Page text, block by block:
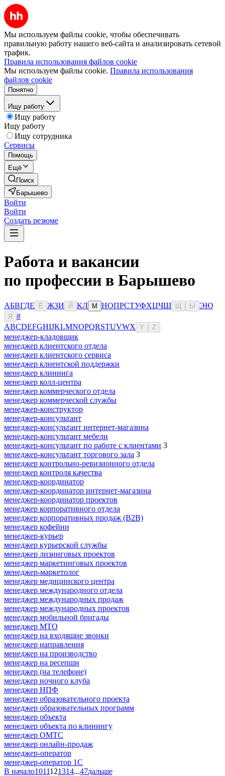
Мы используем файлы cookie, чтобы обеспечивать
правильную работу нашего веб-сайта и анализировать сетевой
трафик.
Правила использования файлов cookie
Мы используем файлы cookie. Правила использования
файлов cookie
Понятно
Ищу работу
Ищу работу
Ищу работу
Ищу сотрудника
Сервисы
Помощь
Ещё
Поиск
Барышево
Войти
Войти
Создать резюме
Работа и вакансии
по профессии в Барышево
АБВГДЕ Ё ЖЗИ Й КЛ М НОПРСТУФХЦЧШ Ы ЭЮ
Я
#
ABCDEFGHIJKLMNOPQRSTUVWX Y Z
менеджер-кладовщик
менеджер клиентского отдела
менеджер клиентского сервиса
менеджер клиентской поддержки
менеджер клининга
менеджер колл-центра
менеджер коммерческого отдела
менеджер коммерческой службы
менеджер-конструктор
менеджер-консультант
менеджер-консультант интернет-магазина
менеджер-консультант мебели
менеджер-консультант по работе с клиентами 3
менеджер-консультант торгового зала 3
менеджер контрольно-ревизионного отдела
менеджер контроля качества
менеджер-координатор
менеджер-координатор интернет-магазина
менеджер-координатор проектов
менеджер корпоративного отдела
менеджер корпоративных продаж (B2B)
менеджер кофейни
менеджер-курьер
менеджер курьерской службы
менеджер лизинговых проектов
менеджер маркетинговых проектов
менеджер-маркетолог
менеджер медицинского центра
менеджер международного отдела
менеджер международных продаж
менеджер международных проектов
менеджер мобильной бригады
менеджер МТО
менеджер на входящие звонки
менеджер направления
менеджер на производство
менеджер на ресепшн
менеджер (на телефоне)
менеджер ночного клуба
менеджер НПФ
менеджер образовательного проекта
менеджер образовательных программ
менеджер объекта
менеджер объекта по клинингу
менеджер ОМТС
менеджер онлайн-продаж
менеджер-оператор
менеджер-оператор 1С
В начало1011121314...47дальше